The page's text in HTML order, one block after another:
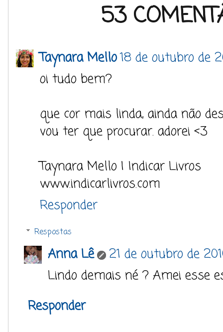
53
Taynara Mello18 de outubro de
oi tudo bem?
que cor mais linda, ainda não
vou ter que procurar. adorei <3
Taynara Mello | Indicar Livros
www.indicarlivros.com
Responder
Respostas
Anna Lê
21 de outubro de
Lindo demais né ? Amei esse
Responder